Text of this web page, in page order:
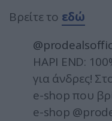
Βρείτε το εδώ
HAPI END:
για άνδρες!
e-shop που
e-shop